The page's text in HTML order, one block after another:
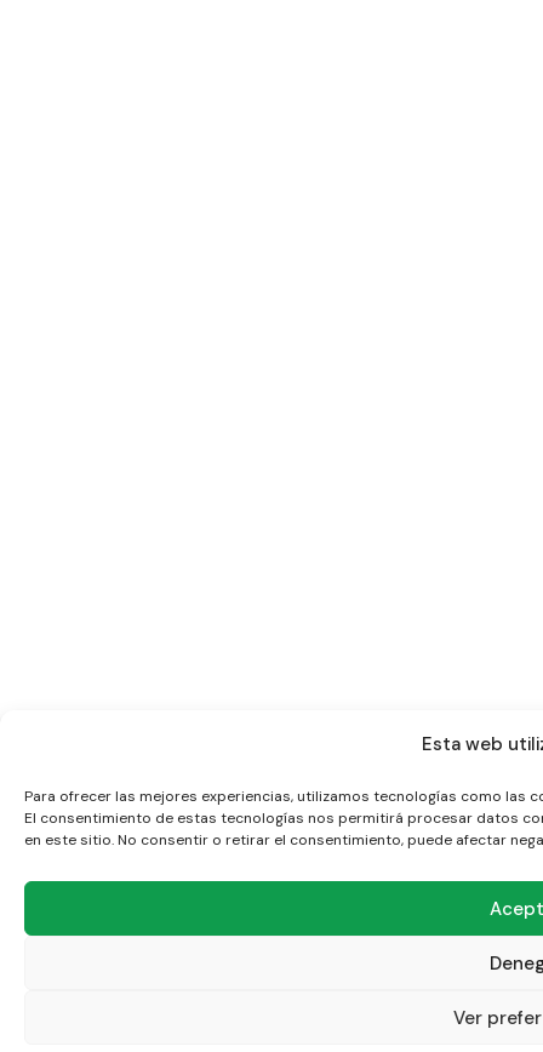
Esta web
Para ofrecer las mejores experiencias, utilizamos tecnologías como las
El consentimiento de estas tecnologías nos permitirá procesar datos
en este sitio. No consentir o retirar el consentimiento, puede afectar
Ver